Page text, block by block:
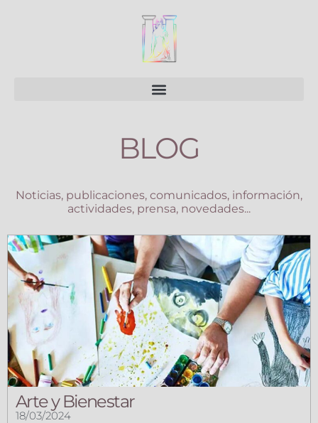
BLOG
Noticias, publicaciones, comunicados, información,
actividades, prensa, novedades...
Arte y Bienestar
18/03/2024